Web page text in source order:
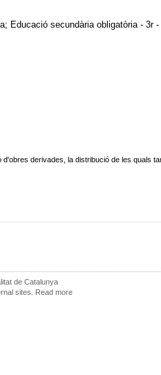
; Educació secundària obligatòria - 3r
derivades, la distribució de les quals
de Catalunya
sites. Read more